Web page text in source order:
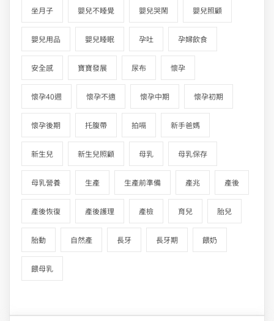
坐月子 嬰兒不睡覺 嬰兒哭鬧 嬰兒照顧
嬰兒用品 嬰兒睡眠 孕吐 孕婦飲食
安全感 寶寶發展 尿布 懷孕
懷孕40週 懷孕不適 懷孕中期 懷孕初期
懷孕後期 托腹帶 拍嗝 新手爸媽
新生兒 新生兒照顧 母乳 母乳保存
母乳營養 生產 生產前準備 產兆 產後
產後恢復 產後護理 產檢 育兒 胎兒
胎動 自然產 長牙 長牙期 餵奶
餵母乳